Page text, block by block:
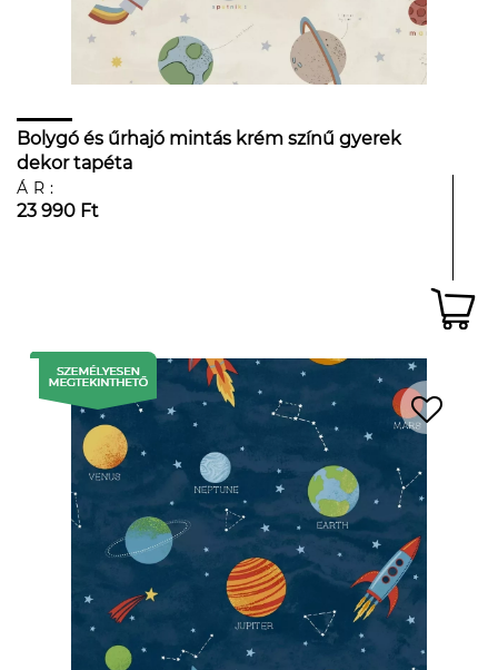
Bolygó és űrhajó mintás krém színű gyerek
dekor tapéta
ÁR:
23 990 Ft